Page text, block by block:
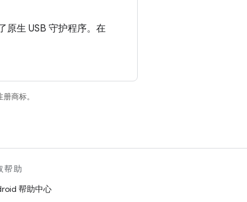
原生 USB 守护程序。在
商标。
帮助
帮助中心